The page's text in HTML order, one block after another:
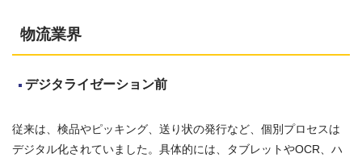
物流業界
デジタライゼーション前
従来は、検品やピッキング、送り状の発行など、個別プロセスは
デジタル化されていました。具体的には、タブレットやOCR、ハ